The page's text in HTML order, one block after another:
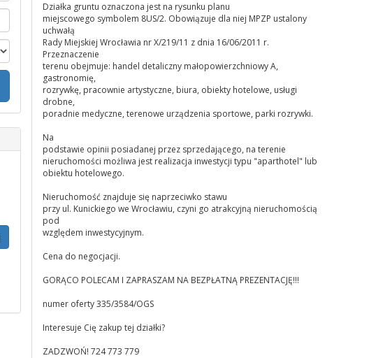
Działka gruntu oznaczona jest na rysunku planu
miejscowego symbolem 8US/2. Obowiązuje dla niej MPZP ustalony
uchwałą
Rady Miejskiej Wrocławia nr X/219/11 z dnia 16/06/2011 r.
Przeznaczenie
terenu obejmuje: handel detaliczny małopowierzchniowy A,
gastronomię,
rozrywkę, pracownie artystyczne, biura, obiekty hotelowe, usługi
drobne,
poradnie medyczne, terenowe urządzenia sportowe, parki rozrywki.
Na
podstawie opinii posiadanej przez sprzedającego, na terenie
nieruchomości możliwa jest realizacja inwestycji typu "aparthotel" lub
obiektu hotelowego.
Nieruchomość znajduje się naprzeciwko stawu
przy ul. Kunickiego we Wrocławiu, czyni go atrakcyjną nieruchomością
pod
względem inwestycyjnym.
Cena do negocjacji.
GORĄCO POLECAM I ZAPRASZAM NA BEZPŁATNĄ PREZENTACJĘ!!!
numer oferty 335/3584/OGS
Interesuje Cię zakup tej działki?
ZADZWOŃ! 724 773 779